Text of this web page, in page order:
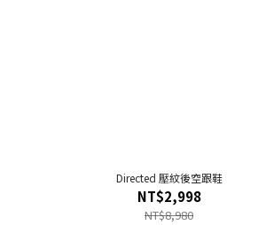
Directed 壓紋後空跟鞋
NT$2,998
NT$8,980